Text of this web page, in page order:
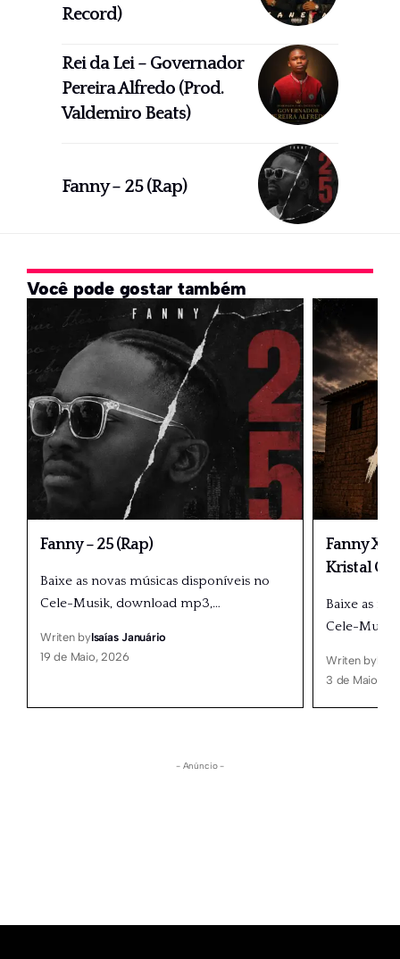
Record)
Rei da Lei – Governador
Pereira Alfredo (Prod.
Valdemiro Beats)
Fanny – 25 (Rap)
Você pode gostar também
Fanny – 25 (Rap)
Baixe as novas músicas disponíveis no
Cele-Musik, download mp3,…
Writen byIsaías Januário
19 de Maio, 2026
Fanny X
Kristal
Baixe as
Cele-
Writen by
3 de Maio,
- Anúncio -